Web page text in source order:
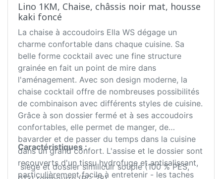
Lino 1KM, Chaise, châssis noir mat, housse
kaki foncé
La chaise à accoudoirs Ella WS dégage un
charme confortable dans chaque cuisine. Sa
belle forme cocktail avec une fine structure
grainée en fait un point de mire dans
l'aménagement. Avec son design moderne, la
chaise cocktail offre de nombreuses possibilités
de combinaison avec différents styles de cuisine.
Grâce à son dossier fermé et à ses accoudoirs
confortables, elle permet de manger, de
bavarder et de passer du temps dans la cuisine
dans un grand confort. L'assise et le dossier sont
recouverts d'un tissu hydrofuge et antisalissant,
particulièrement facile à entretenir - les taches
Caractéristiques :
siège et dossier similicuir souple (100 % PES,